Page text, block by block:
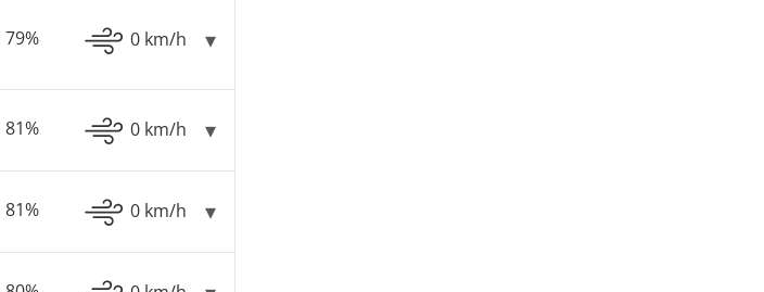
79% 0 km/h
81% 0 km/h
81% 0 km/h